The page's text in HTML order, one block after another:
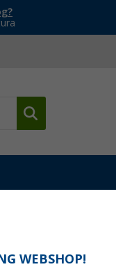
WEBSHOP!